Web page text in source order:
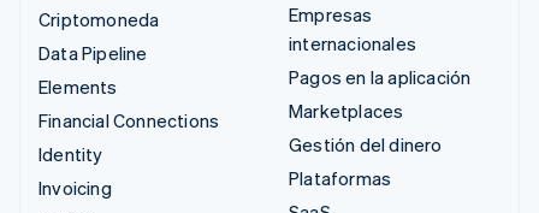
Criptomoneda
Data Pipeline
Elements
Financial Connections
Identity
Invoicing
Empresas
internacionales
Pagos en la aplicación
Marketplaces
Gestión del dinero
Plataformas